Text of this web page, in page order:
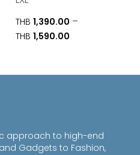
THB 1,390.00 –
THB 1,590.00Price
through
approach to high-end
Gadgets to Fashion,